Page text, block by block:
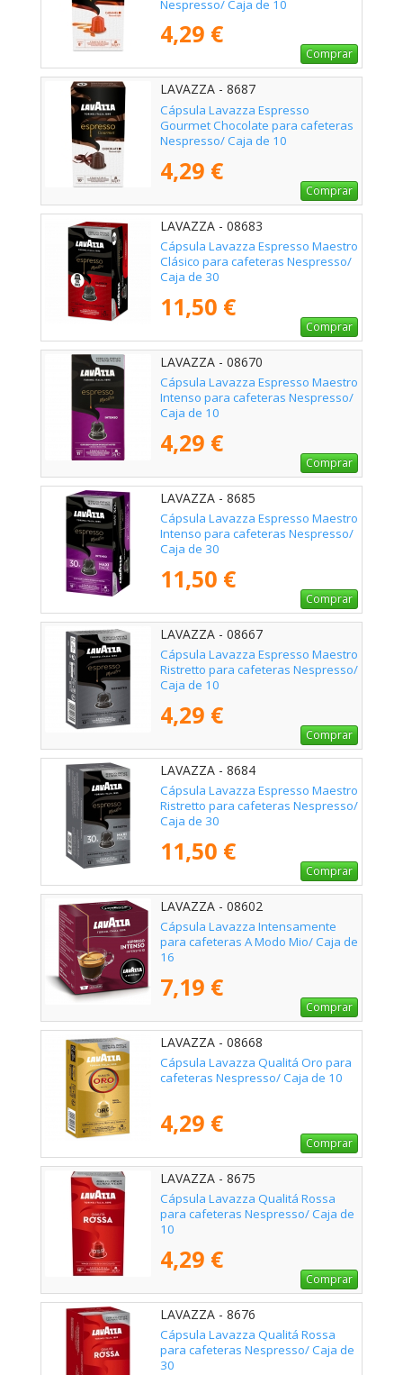
Nespresso/ Caja de 10
4,29 €
Comprar
LAVAZZA - 8687
Cápsula Lavazza Espresso
Gourmet Chocolate para cafeteras
Nespresso/ Caja de 10
4,29 €
Comprar
LAVAZZA - 08683
Cápsula Lavazza Espresso Maestro
Clásico para cafeteras Nespresso/
Caja de 30
11,50 €
Comprar
LAVAZZA - 08670
Cápsula Lavazza Espresso Maestro
Intenso para cafeteras Nespresso/
Caja de 10
4,29 €
Comprar
LAVAZZA - 8685
Cápsula Lavazza Espresso Maestro
Intenso para cafeteras Nespresso/
Caja de 30
11,50 €
Comprar
LAVAZZA - 08667
Cápsula Lavazza Espresso Maestro
Ristretto para cafeteras Nespresso/
Caja de 10
4,29 €
Comprar
LAVAZZA - 8684
Cápsula Lavazza Espresso Maestro
Ristretto para cafeteras Nespresso/
Caja de 30
11,50 €
Comprar
LAVAZZA - 08602
Cápsula Lavazza Intensamente
para cafeteras A Modo Mio/ Caja de
16
7,19 €
Comprar
LAVAZZA - 08668
Cápsula Lavazza Qualitá Oro para
cafeteras Nespresso/ Caja de 10
4,29 €
Comprar
LAVAZZA - 8675
Cápsula Lavazza Qualitá Rossa
para cafeteras Nespresso/ Caja de
10
4,29 €
Comprar
LAVAZZA - 8676
Cápsula Lavazza Qualitá Rossa
para cafeteras Nespresso/ Caja de
30